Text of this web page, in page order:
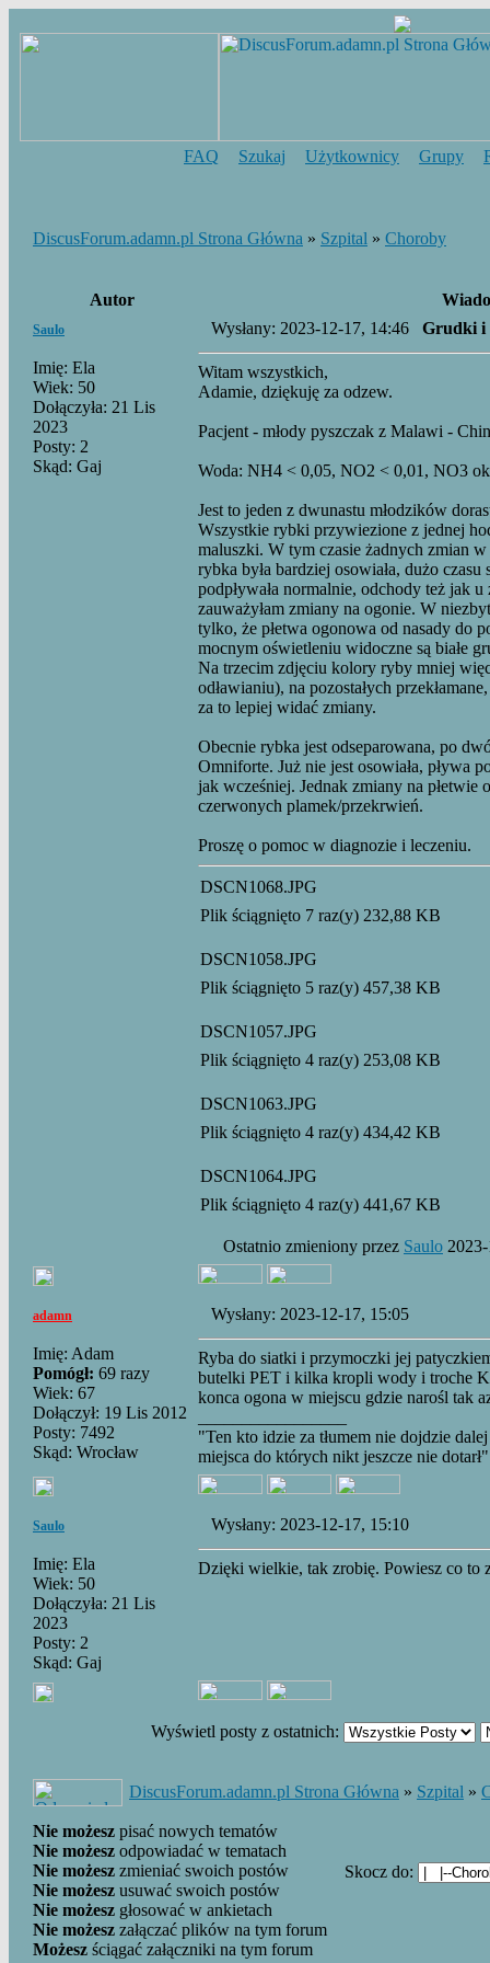
FAQ Szukaj Użytkownicy Grupy
DiscusForum.adamn.pl Strona Główna » Szpital » Choroby
Autor
Saulo
Imię: Ela
Wiek: 50
Dołączyła: 21 Lis
2023
Posty: 2
Skąd: Gaj
Wysłany: 2023-12-17, 14:46 Grudki i
Witam wszystkich,
Adamie, dziękuję za odzew.
Pacjent - młody pyszczak z Malawi -
Woda: NH4 < 0,05, NO2 < 0,01, NO3
Jest to jeden z dwunastu młodzików
Wszystkie rybki przywiezione z jednej
maluszki. W tym czasie żadnych zmian
rybka była bardziej osowiała, dużo czasu
podpływała normalnie, odchody też jak
zauważyłam zmiany na ogonie. W
tylko, że płetwa ogonowa od nasady do
mocnym oświetleniu widoczne są białe
Na trzecim zdjęciu kolory ryby mniej
odławianiu), na pozostałych
za to lepiej widać zmiany.
Obecnie rybka jest odseparowana, po
Omniforte. Już nie jest osowiała, pływa
jak wcześniej. Jednak zmiany na
czerwonych plamek/przekrwień.
Proszę o pomoc w diagnozie i leczeniu.
DSCN1068.JPG
Plik ściągnięto 7 raz(y) 232,88 KB
DSCN1058.JPG
Plik ściągnięto 5 raz(y) 457,38 KB
DSCN1057.JPG
Plik ściągnięto 4 raz(y) 253,08 KB
DSCN1063.JPG
Plik ściągnięto 4 raz(y) 434,42 KB
DSCN1064.JPG
Plik ściągnięto 4 raz(y) 441,67 KB
Ostatnio zmieniony przez Saulo
adamn
Imię: Adam
Pomógł: 69 razy
Wiek: 67
Dołączył: 19 Lis 2012
Posty: 7492
Skąd: Wrocław
Wysłany: 2023-12-17, 15:05
Ryba do siatki i przymoczki jej
butelki PET i kilka kropli wody i troche
konca ogona w miejscu gdzie narośl tak
"Ten kto idzie za tłumem nie dojdzie
miejsca do których nikt jeszcze nie
Saulo
Imię: Ela
Wiek: 50
Dołączyła: 21 Lis
2023
Posty: 2
Skąd: Gaj
Wysłany: 2023-12-17, 15:10
Dzięki wielkie, tak zrobię. Powiesz co to
Wyświetl posty z ostatnich:
DiscusForum.adamn.pl Strona Główna » Szpital »
Nie możesz pisać nowych tematów
Nie możesz odpowiadać w tematach
Nie możesz zmieniać swoich postów
Nie możesz usuwać swoich postów
Nie możesz głosować w ankietach
Nie możesz załączać plików na tym forum
Możesz ściągać załączniki na tym forum
Skocz do: